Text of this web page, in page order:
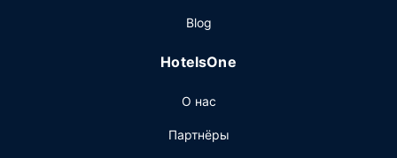
Когда вы проголодаетесь, зайдите в ресторан. Тем,
также предлагает круглосуточное обслуживание
Завтрак (шведский стол) предлагается ежедневно с
07:00 до 10:00 за дополнительную плату.
Blog
HotelsOne
О нас
Партнёры